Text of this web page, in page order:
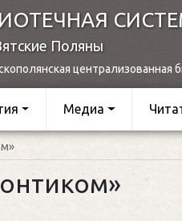
Поляны
централизованная
Медиа